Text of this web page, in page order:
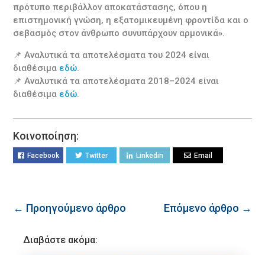
πρότυπο περιβάλλον αποκατάστασης, όπου η
επιστημονική γνώση, η εξατομικευμένη φροντίδα και ο
σεβασμός στον άνθρωπο συνυπάρχουν αρμονικά».
📌 Αναλυτικά τα αποτελέσματα του 2024 είναι
διαθέσιμα εδώ.
📌 Αναλυτικά τα αποτελέσματα 2018–2024 είναι
διαθέσιμα εδώ.
Κοινοποίηση:
Facebook Twitter Linkedin Email
← Προηγούμενο άρθρο Επόμενο άρθρο →
Διαβάστε ακόμα: